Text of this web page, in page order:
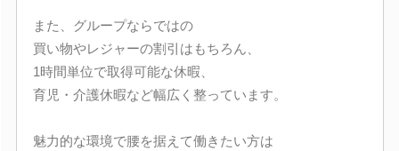
また、グループならではの
買い物やレジャーの割引はもちろん、
1時間単位で取得可能な休暇、
育児・介護休暇など幅広く整っています。
魅力的な環境で腰を据えて働きたい方は